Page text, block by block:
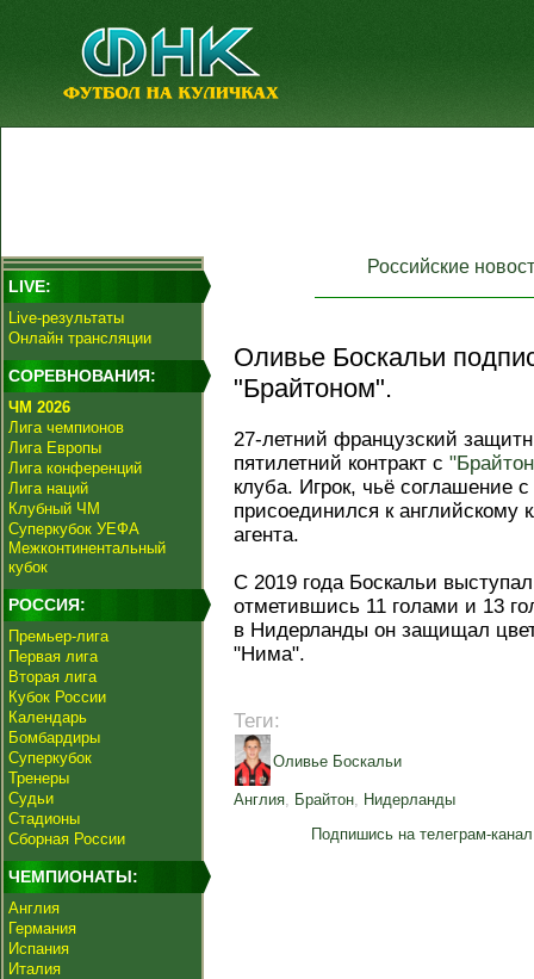
LIVE:
Live-результаты
Онлайн трансляции
СОРЕВНОВАНИЯ:
ЧМ 2026
Лига чемпионов
Лига Европы
Лига конференций
Лига наций
Клубный ЧМ
Суперкубок УЕФА
Межконтинентальный
кубок
РОССИЯ:
Премьер-лига
Первая лига
Вторая лига
Кубок России
Календарь
Бомбардиры
Суперкубок
Тренеры
Судьи
Стадионы
Сборная России
ЧЕМПИОНАТЫ:
Англия
Германия
Испания
Италия
Российские
Оливье Боскальи
"Брайтоном".
27-летний французский
пятилетний контракт с
клуба. Игрок, чьё соглашение
присоединился к английскому
агента.
С 2019 года Боскальи
отметившись 11 голами и 13
в Нидерланды он защищал
"Нима".
Теги:
Оливье Боскальи
Англия, Брайтон, Нидерланды
Подпишись на телеграм-